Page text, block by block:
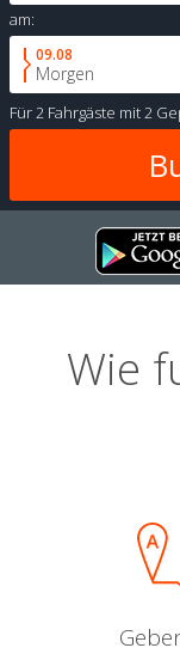
am:
09.08
Morgen
Für2 Fahrgäste mit2
Wie